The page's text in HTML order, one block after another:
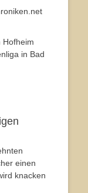
Hofheim
in Bad
einen
knacken